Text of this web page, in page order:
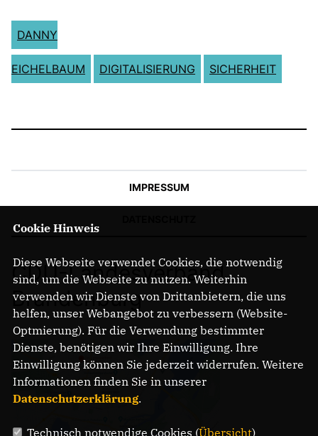
DANNY
EICHELBAUM DIGITALISIERUNG SICHERHEIT
IMPRESSUM
CDU-Landesverband
Brandenburg
Cookie Hinweis
Diese Webseite verwendet Cookies, die notwendig
sind, um die Webseite zu nutzen. Weiterhin
verwenden wir Dienste von Drittanbietern, die uns
helfen, unser Webangebot zu verbessern (Website-
Optmierung). Für die Verwendung bestimmter
Dienste, benötigen wir Ihre Einwilligung. Ihre
Einwilligung können Sie jederzeit widerrufen. Weitere
Informationen finden Sie in unserer
Datenschutzerklärung.
Technisch notwendige Cookies (Übersicht)